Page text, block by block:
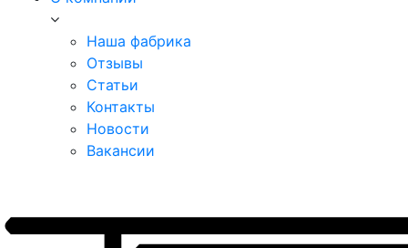
Наша фабрика
Отзывы
Статьи
Контакты
Новости
Вакансии